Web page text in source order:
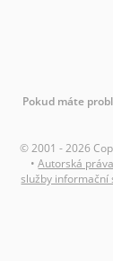
Pokud máte
© 2001 - 2026
•Autorská
služby informační